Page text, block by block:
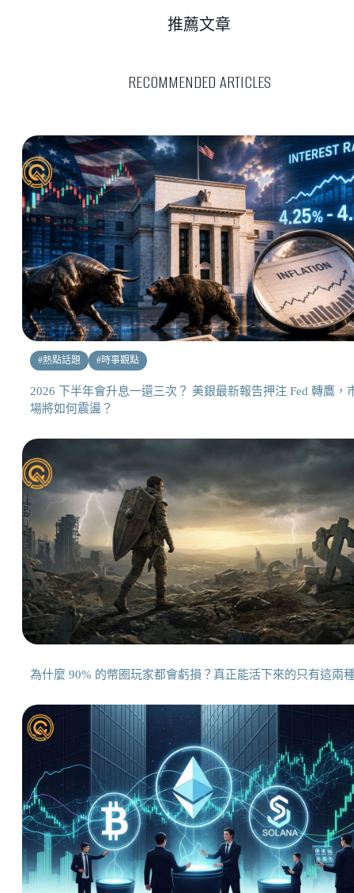
RECOMMENDED ARTICLES
推薦文章
#熱點話題 #時事觀點
2026 下半年會升息一還三次？ 美銀最新報告押注 Fed 轉鷹，
場將如何震盪？
為什麼 90% 的幣圈玩家都會虧損？真正能活下來的只有這兩